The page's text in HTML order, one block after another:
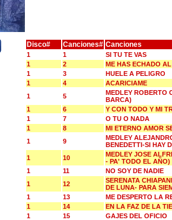
Disco# Canciones# Canciones
1 1
SI TU TE VAS
1
2
ME HAS ECHADO
1
3
HUELE A PELIGRO
1
4
ACARICIAME
1
5
MEDLEY ROBERTO
BARCA)
1
6
Y CON TODO Y MI
1
7
O TU O NADA
1
8
MI ETERNO AMOR
1
9
MEDLEY
BENEDETTI-SI HAY
1
10
MEDLEY JOSE
- PA' TODO EL AÑO)
1
11
NO SOY DE NADIE
1
12
SERENATA
DE LUNA- PARA
1
13
ME DESPERTO LA
1
14
EN LA FAZ DE LA
1
15 GAJES DEL OFICIO